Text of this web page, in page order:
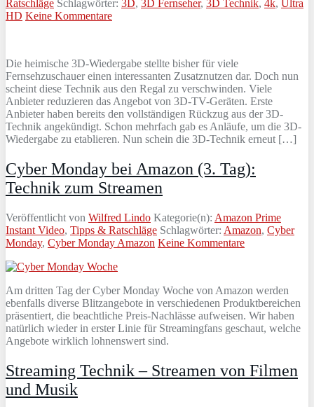
Ratschläge Schlagwörter: 3D, 3D Fernseher, 3D Technik, 4k, Ultra
HD Keine Kommentare
Die heimische 3D-Wiedergabe stellte bisher für viele
Fernsehzuschauer einen interessanten Zusatznutzen dar. Doch nun
scheint diese Technik aus den Regal zu verschwinden. Viele
Anbieter reduzieren das Angebot von 3D-TV-Geräten. Erste
Anbieter haben bereits den vollständigen Rückzug aus der 3D-
Technik angekündigt. Schon mehrfach gab es Anläufe, um die 3D-
Wiedergabe zu etablieren. Nun schein die 3D-Technik erneut […]
Cyber Monday bei Amazon (3. Tag):
Technik zum Streamen
Veröffentlicht von Wilfred Lindo Kategorie(n): Amazon Prime
Instant Video, Tipps & Ratschläge Schlagwörter: Amazon, Cyber
Monday, Cyber Monday Amazon Keine Kommentare
Am dritten Tag der Cyber Monday Woche von Amazon werden
ebenfalls diverse Blitzangebote in verschiedenen Produktbereichen
präsentiert, die beachtliche Preis-Nachlässe aufweisen. Wir haben
natürlich wieder in erster Linie für Streamingfans geschaut, welche
Angebote wirklich lohnenswert sind.
Streaming Technik – Streamen von Filmen
und Musik